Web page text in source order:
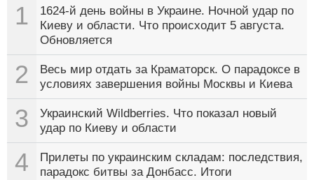
1
1624-й день войны в Украине. Ночной удар по
Киеву и области. Что происходит 5 августа.
Обновляется
2
Весь мир отдать за Краматорск. О парадоксе в
условиях завершения войны Москвы и Киева
3
Украинский Wildberries. Что показал новый
удар по Киеву и области
4
Прилеты по украинским складам: последствия,
парадокс битвы за Донбасс. Итоги